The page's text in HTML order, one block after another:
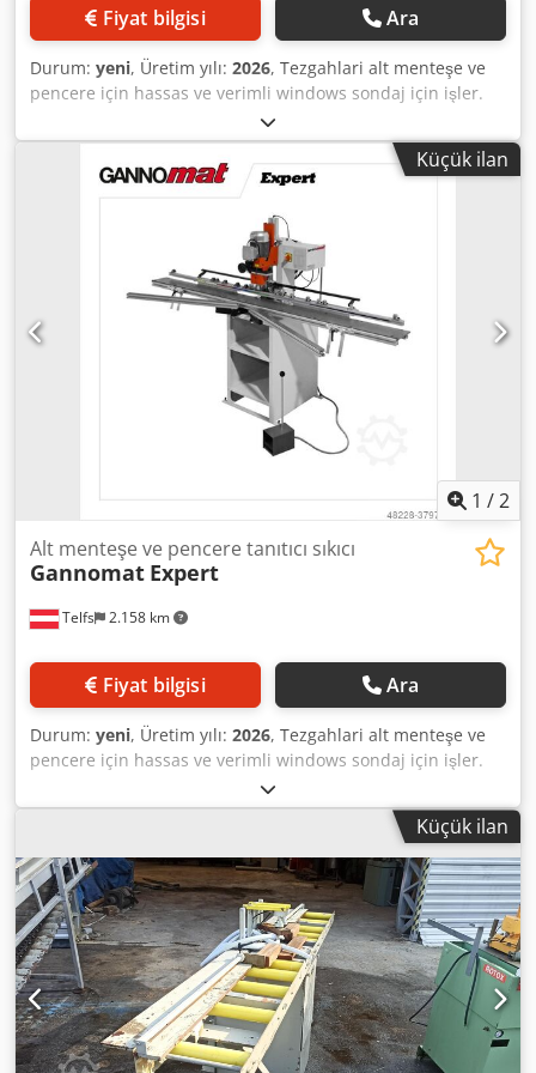
Fiyat bilgisi Ara
Durum: yeni, Üretim yılı: 2026, Tezgahlari alt menteşe ve
pencere için hassas ve verimli windows sondaj için işler.
Kısa Tanıtım: Chsdpfx Adsdx R Hzohja • Pencere ve alt
menteşe delme arasında hiçbir makine hazırlık sürelerinin
kolları • Üzerinden sondaj avantajları altında • Alt menteşe
için aksesuar seti • Delme desen (örneğin G-U, Roto, Maco,
Siegenia Aubi, Winkhaus... ve diğer üreticilerin) üreticiye
göre • Pencere işleyicileri için aksesuar seti • Büyük hassas
delme ünitesi GANNOMAT üzerinden
Küçük ilan
1 /2
Telfs 2.158 km
Alt menteşe ve pencere tanıtıcı sıkıcı
Gannomat Expert
Fiyat bilgisi Ara
Durum: yeni, Üretim yılı: 2026, Tezgahlari alt menteşe ve
pencere için hassas ve verimli windows sondaj için işler.
Cjdpfsdx R Hcox Adheha Kısa Tanıtım: • Alt menteşe için
aksesuar seti • Delme desen (örneğin G-U, Roto, Maco,
Siegenia Aubi, Winkhaus... ve diğer üreticilerin) üreticiye
göre • Pencere işleyicileri için aksesuar seti • Büyük hassas
delme ünitesi GANNOMAT üzerinden
Küçük ilan